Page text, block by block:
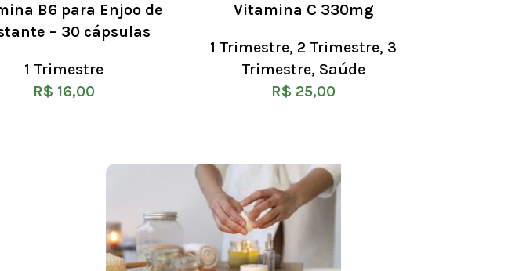
B6 para Enjoo de
– 30 cápsulas
1 Trimestre
R$ 16,00
Vitamina C 330mg
1 Trimestre, 2 Trimestre, 3
Trimestre, Saúde
R$ 25,00